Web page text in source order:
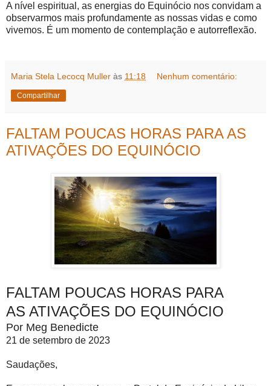
A nível espiritual, as energias do Equinócio nos convidam a
observarmos mais profundamente as nossas vidas e como
vivemos. É um momento de contemplação e autorreflexão.
Maria Stela Lecocq Muller às 11:18 Nenhum comentário:
Compartilhar
FALTAM POUCAS HORAS PARA AS
ATIVAÇÕES DO EQUINÓCIO
FALTAM POUCAS HORAS PARA
AS ATIVAÇÕES DO EQUINÓCIO
Por Meg Benedicte
21 de setembro de 2023
Saudações,